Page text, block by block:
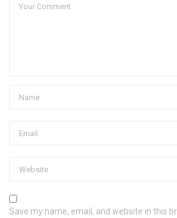
Save my name, email, and website in this